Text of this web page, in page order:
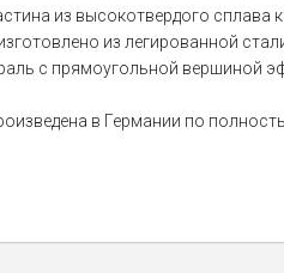
из высокотвердого сплава
из легированной
с прямоугольной вершиной
в Германии по